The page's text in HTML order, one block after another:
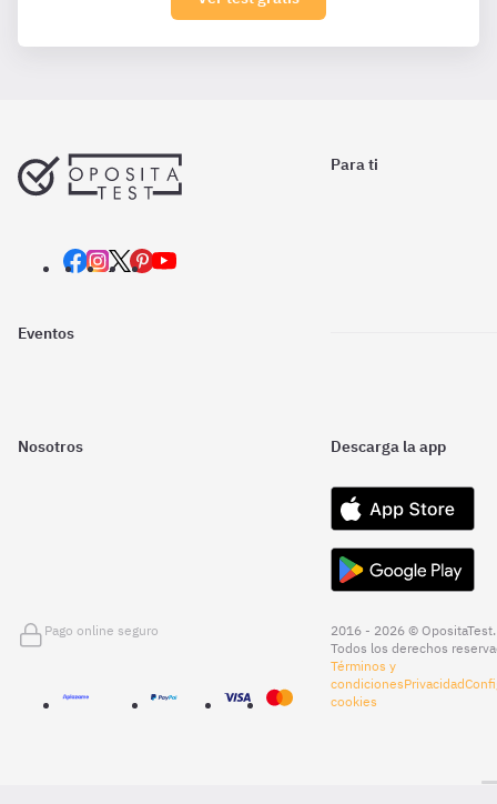
Para ti
Eventos
Nosotros Descarga la app
Pago online seguro
2016 - 2026 © OpositaTest.
Todos los derechos
Términos y
condicionesPrivacidad
cookies